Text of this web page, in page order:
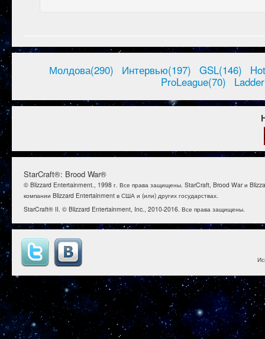
Молдова(290) Интервью(197) GSL(146)
ProLeague(70)
StarCraft®: Brood War®
© Blizzard Entertainment., 1998 г. Все права защищены. StarCraft, Brood War и
компании Blizzard Entertainment в США и (или) других государствах.
StarCraft® II. © Blizzard Entertainment, Inc., 2010-2016. Все права защищены.